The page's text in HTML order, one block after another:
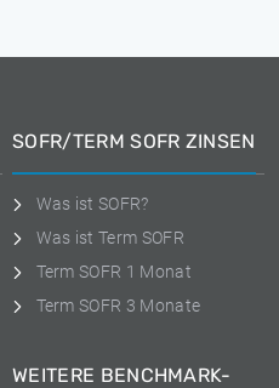
SOFR/TERM SOFR ZINSEN
Was ist SOFR?
Was ist Term SOFR
Term SOFR 1 Monat
Term SOFR 3 Monate
WEITERE BENCHMARK-